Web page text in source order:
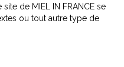
de MIEL IN FRANCE se
ou tout autre type de